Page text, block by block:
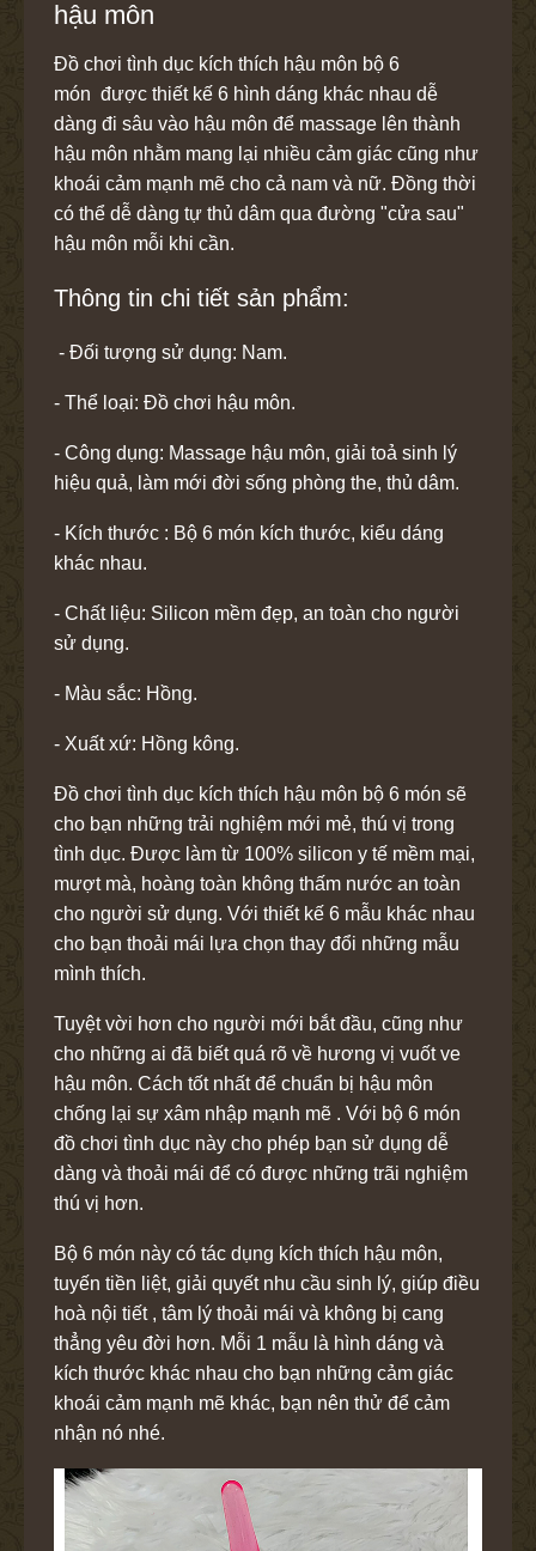
hậu môn
Đồ chơi tình dục kích thích hậu môn bộ 6
món được thiết kế 6 hình dáng khác nhau dễ
dàng đi sâu vào hậu môn để massage lên thành
hậu môn nhằm mang lại nhiều cảm giác cũng như
khoái cảm mạnh mẽ cho cả nam và nữ. Đồng thời
có thể dễ dàng tự thủ dâm qua đường "cửa sau"
hậu môn mỗi khi cần.
Thông tin chi tiết sản phẩm:
- Đối tượng sử dụng: Nam.
- Thể loại: Đồ chơi hậu môn.
- Công dụng: Massage hậu môn, giải toả sinh lý
hiệu quả, làm mới đời sống phòng the, thủ dâm.
- Kích thước : Bộ 6 món kích thước, kiểu dáng
khác nhau.
- Chất liệu: Silicon mềm đẹp, an toàn cho người
sử dụng.
- Màu sắc: Hồng.
- Xuất xứ: Hồng kông.
Đồ chơi tình dục kích thích hậu môn bộ 6 món sẽ
cho bạn những trải nghiệm mới mẻ, thú vị trong
tình dục. Được làm từ 100% silicon y tế mềm mại,
mượt mà, hoàng toàn không thấm nước an toàn
cho người sử dụng. Với thiết kế 6 mẫu khác nhau
cho bạn thoải mái lựa chọn thay đổi những mẫu
mình thích.
Tuyệt vời hơn cho người mới bắt đầu, cũng như
cho những ai đã biết quá rõ về hương vị vuốt ve
hậu môn. Cách tốt nhất để chuẩn bị hậu môn
chống lại sự xâm nhập mạnh mẽ . Với bộ 6 món
đồ chơi tình dục này cho phép bạn sử dụng dễ
dàng và thoải mái để có được những trãi nghiệm
thú vị hơn.
Bộ 6 món này có tác dụng kích thích hậu môn,
tuyến tiền liệt, giải quyết nhu cầu sinh lý, giúp điều
hoà nội tiết , tâm lý thoải mái và không bị cang
thẳng yêu đời hơn. Mỗi 1 mẫu là hình dáng và
kích thước khác nhau cho bạn những cảm giác
khoái cảm mạnh mẽ khác, bạn nên thử để cảm
nhận nó nhé.